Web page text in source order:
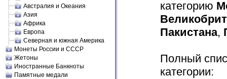
Австралия и Океания
Азия
Африка
Европа
Северная и южная Америка
Монеты России и СССР
Жетоны
Иностранные Банкноты
Памятные медали
категорию
Пакистана,
Полный
категории: